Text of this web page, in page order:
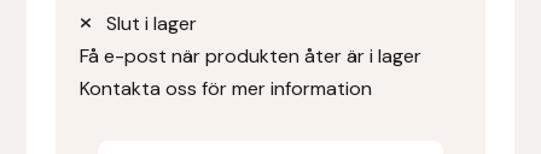
Slut i lager
Få e-post när produkten åter är i lager
Kontakta oss för mer information
Catago Equestrian